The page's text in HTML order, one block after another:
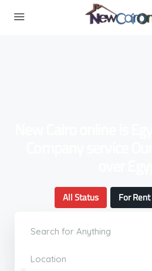
All Status For Rent